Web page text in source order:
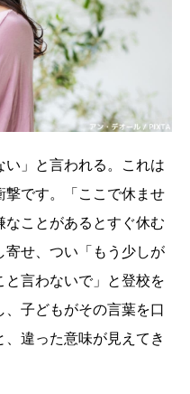
」と言われる。これは
撃です。「ここで休ませ
ことがあるとすぐ休む
せ、つい「もう少しが
言わないで」と登校を
子どもがその言葉を口
違った意味が見えてき